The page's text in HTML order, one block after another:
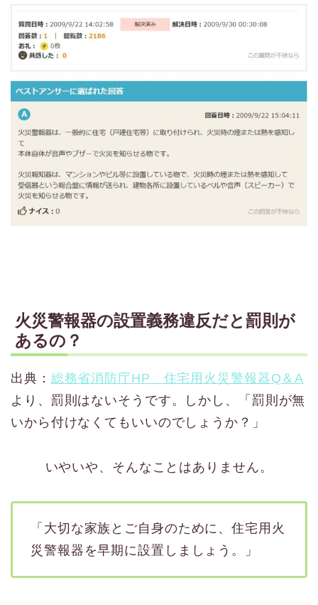
火災警報器の設置義務違反だと罰則が
あるの？
出典： 総務省消防庁HP 住宅用火災警報器Q＆A
より、罰則はないそうです。しかし、「罰則が無
いから付けなくてもいいのでしょうか？」
いやいや、そんなことはありません。
「大切な家族とご自身のために、住宅用火
災警報器を早期に設置しましょう。」